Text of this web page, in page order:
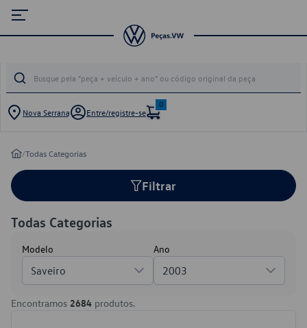
Nova Serrana Entre/registre-se
0
/Todas Categorias
Filtrar
Todas Categorias
Modelo
Saveiro
Ano
2003
Encontramos 2684 produtos.